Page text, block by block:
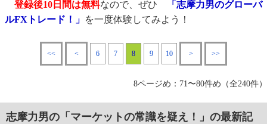
登録後10日間は無料なので、ぜひ
「志摩力男のグローバ
ルFXトレード！」 を一度体験してみよう！
<< < 6 7 8 9 10 > >>
8ページめ：71〜80件め（全240件）
志摩力男の「マーケットの常識を疑え！」の最新記